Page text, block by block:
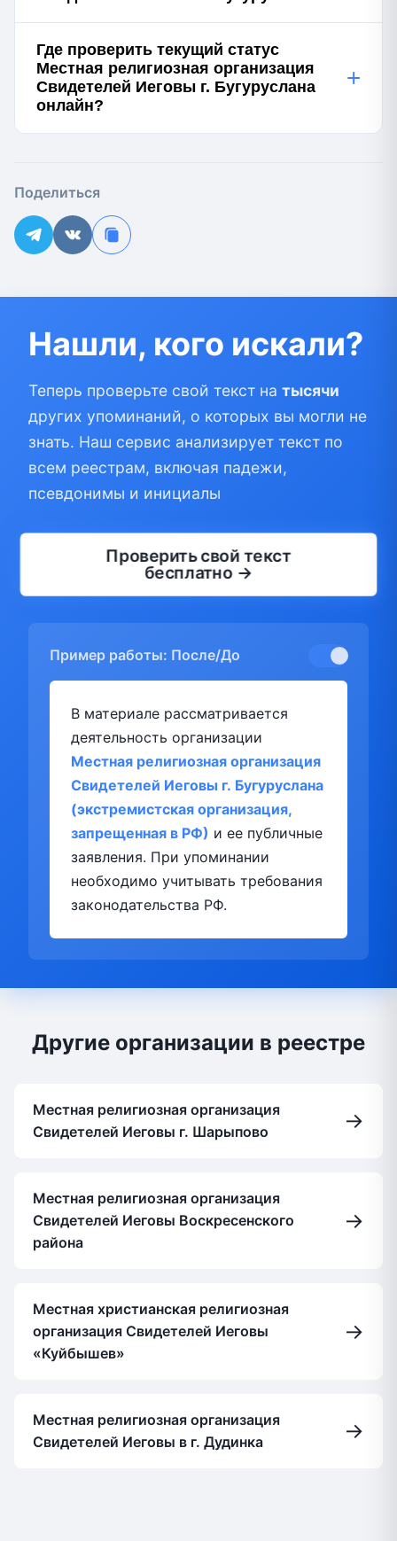
Где проверить текущий статус
Местная религиозная организация
Свидетелей Иеговы г. Бугуруслана
онлайн?
+
Поделиться
Нашли, кого искали?
Теперь проверьте свой текст на тысячи
других упоминаний, о которых вы могли не
знать. Наш сервис анализирует текст по
всем реестрам, включая падежи,
псевдонимы и инициалы
Проверить свой текст
бесплатно →
Пример работы: После/До
В материале рассматривается
деятельность организации
Местная религиозная организация
Свидетелей Иеговы г. Бугуруслана
(экстремистская организация,
запрещенная в РФ) и ее публичные
заявления. При упоминании
необходимо учитывать требования
законодательства РФ.
Другие организации в реестре
Местная религиозная организация
Свидетелей Иеговы г. Шарыпово
→
Местная религиозная организация
Свидетелей Иеговы Воскресенского
района
→
Местная христианская религиозная
организация Свидетелей Иеговы
«Куйбышев»
→
Местная религиозная организация
Свидетелей Иеговы в г. Дудинка
→